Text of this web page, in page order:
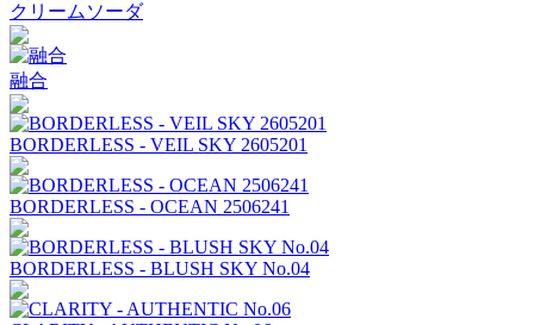
クリームソーダ
融合
BORDERLESS - VEIL SKY 2605201
BORDERLESS - OCEAN 2506241
BORDERLESS - BLUSH SKY No.04